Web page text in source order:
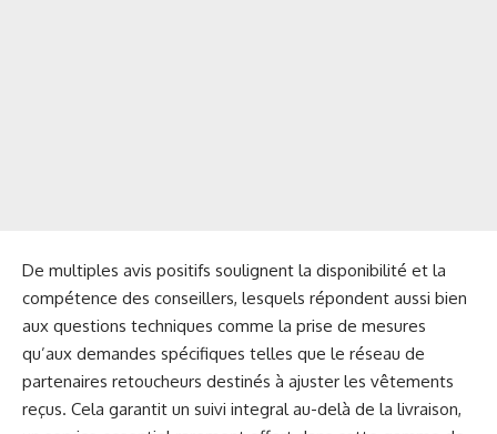
De multiples avis positifs soulignent la disponibilité et la
compétence des conseillers, lesquels répondent aussi bien
aux questions techniques comme la prise de mesures
qu’aux demandes spécifiques telles que le réseau de
partenaires retoucheurs destinés à ajuster les vêtements
reçus. Cela garantit un suivi integral au-delà de la livraison,